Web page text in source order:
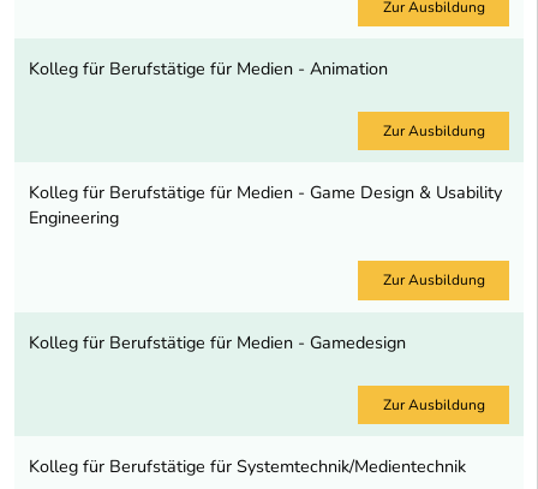
Zur Ausbildung
Kolleg für Berufstätige für Medien - Animation
Zur Ausbildung
Kolleg für Berufstätige für Medien - Game Design & Usability
Engineering
Zur Ausbildung
Kolleg für Berufstätige für Medien - Gamedesign
Zur Ausbildung
Kolleg für Berufstätige für Systemtechnik/Medientechnik